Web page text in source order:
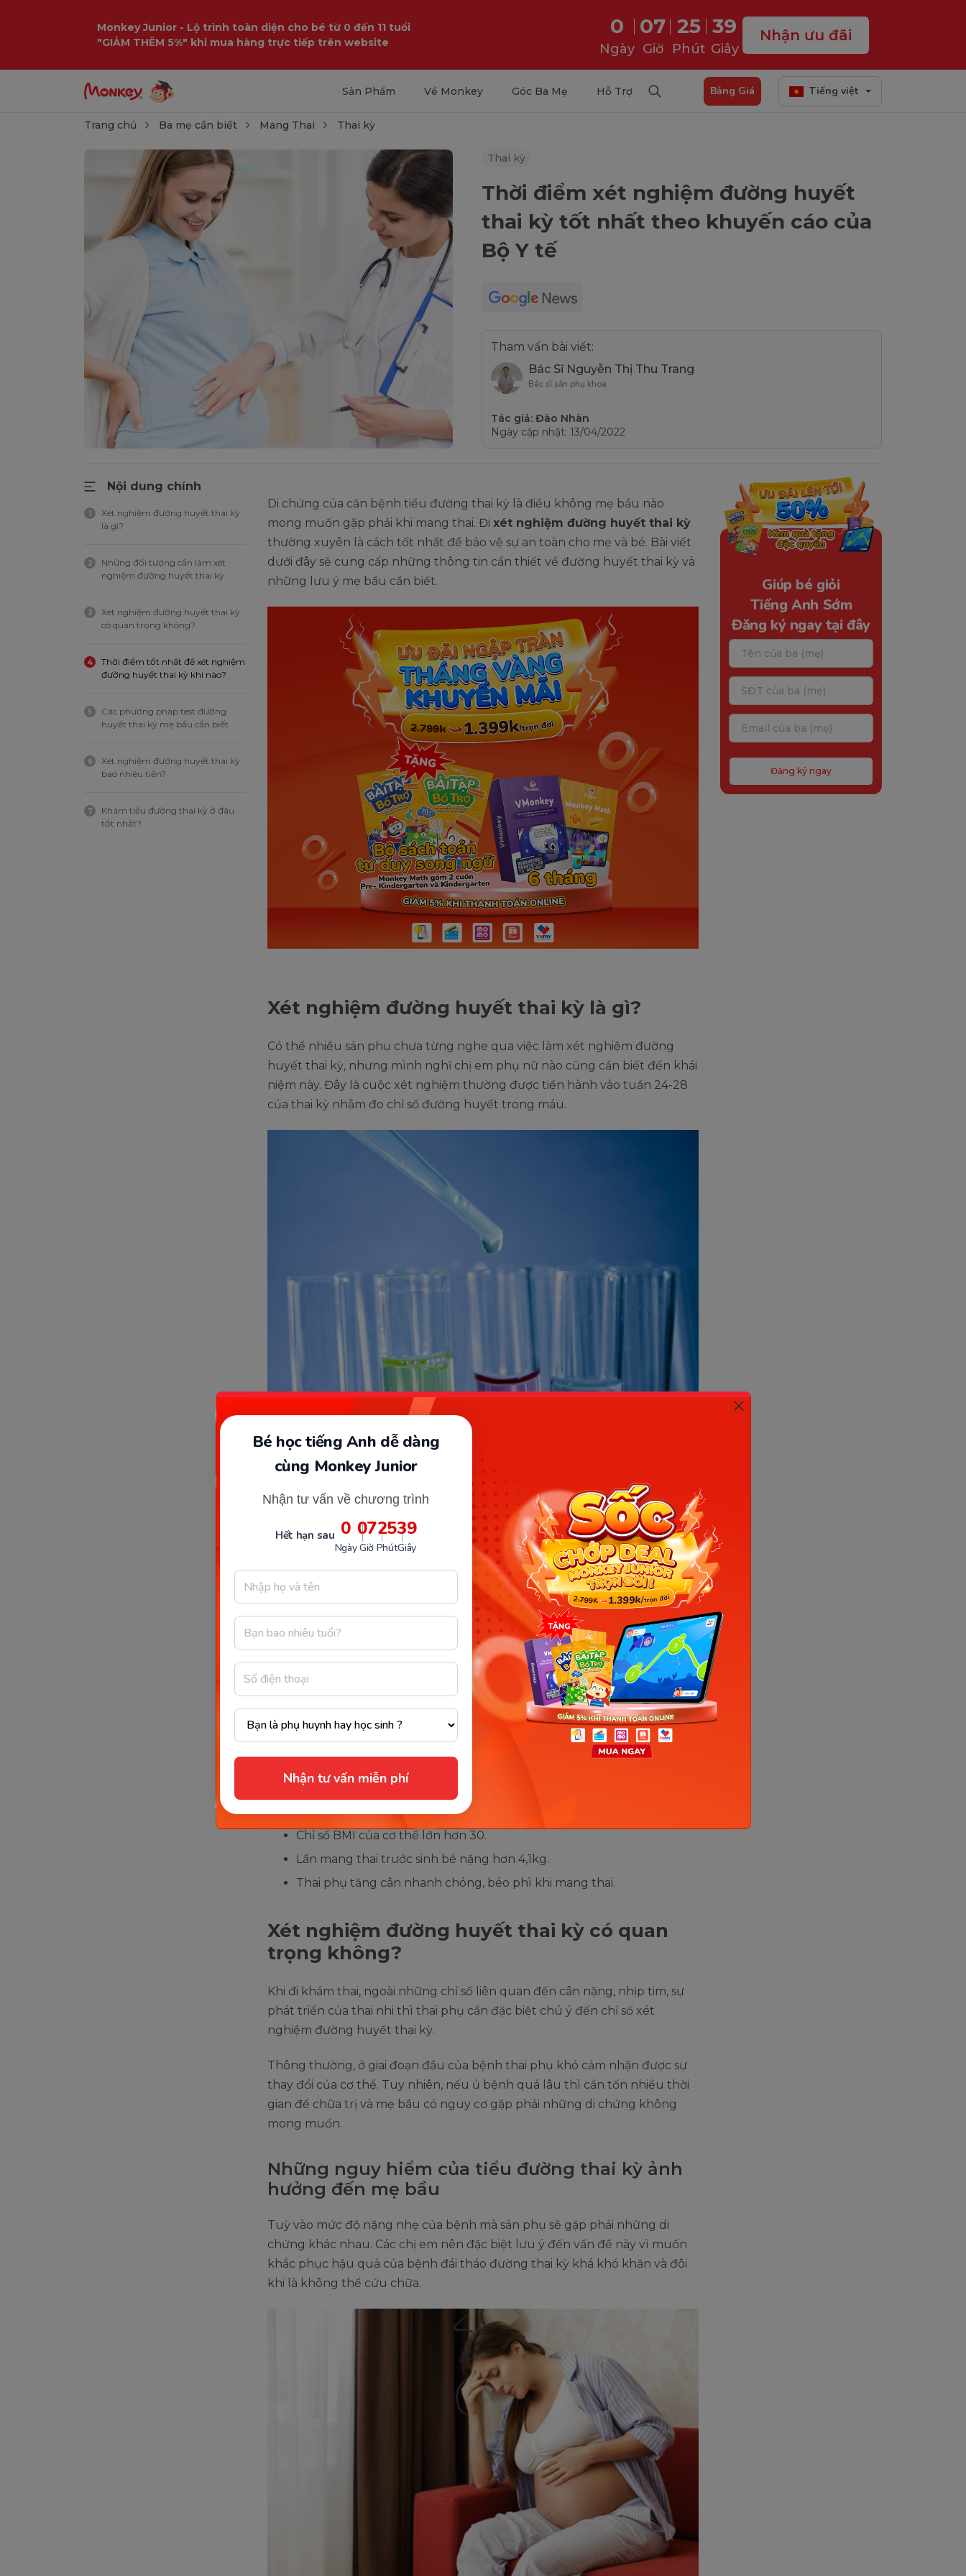
Monkey Junior - Lộ trình toàn diện cho bé từ 0 đến 11 tuổi
"GIẢM THÊM 5%" khi mua hàng trực tiếp trên website
0
Ngày
07
Giờ
25
Phút
37
Giây
Nhận ưu đãi
Sản Phẩm Về Monkey Góc Ba Mẹ Hỗ Trợ Bảng Giá Tiếng việt
Bé học tiếng Anh dễ dàng
cùng Monkey Junior
Nhận tư vấn về chương trình
Hết hạn sau 0
Ngày
07
Giờ
25
Phút
37
Giây
Nhận tư vấn miễn phí
Trang chủ Ba mẹ cần biết Mang Thai Thai kỳ
Thai kỳ
Thời điểm xét nghiệm đường huyết
thai kỳ tốt nhất theo khuyến cáo của
Bộ Y tế
Tham vấn bài viết:
Bác Sĩ Nguyễn Thị Thu Trang
Bác sĩ sản phụ khoa
Tác giả: Đào Nhàn
Ngày cập nhật: 13/04/2022
Nội dung chính
1
Xét nghiệm đường huyết thai kỳ
là gì?
2
Những đối tượng cần làm xét
nghiệm đường huyết thai kỳ
3
Xét nghiệm đường huyết thai kỳ
có quan trọng không?
4
Thời điểm tốt nhất để xét nghiệm
đường huyết thai kỳ khi nào?
5
Các phương pháp test đường
huyết thai kỳ mẹ bầu cần biết
6
Xét nghiệm đường huyết thai kỳ
bao nhiêu tiền?
7
Khám tiểu đường thai kỳ ở đâu
tốt nhất?
Di chứng của căn bệnh tiểu đường thai kỳ là điều không mẹ bầu nào
mong muốn gặp phải khi mang thai. Đi xét nghiệm đường huyết thai kỳ
thường xuyên là cách tốt nhất để bảo vệ sự an toàn cho mẹ và bé. Bài viết
dưới đây sẽ cung cấp những thông tin cần thiết về đường huyết thai kỳ và
những lưu ý mẹ bầu cần biết.
Xét nghiệm đường huyết thai kỳ là gì?
Có thể nhiều sản phụ chưa từng nghe qua việc làm xét nghiệm đường
huyết thai kỳ, nhưng mình nghĩ chị em phụ nữ nào cũng cần biết đến khái
niệm này. Đây là cuộc xét nghiệm thường được tiến hành vào tuần 24-28
của thai kỳ nhằm đo chỉ số đường huyết trong máu.
Xét nghiệm đường huyết thai kỳ. (Ảnh: Sưu tầm Internet)
Kết quả xét nghiệm đường huyết thai kỳ sẽ phản ảnh thai phụ có bị bệnh
tiểu đường thai kỳ (hay còn gọi là đái tháo đường thai kỳ) hay không? Khi
mang thai, glucose trong máu tăng lên khá nhanh nên xác suất mẹ bầu
mắc phải căn bệnh này là vô cùng lớn.
Nếu phát hiện bệnh sớm thì việc chữa trị vô cùng đơn giản. Ngược lại, nếu
để bệnh quá nặng có thể gây ra một số di chứng không mong muốn cho
cơ thể mẹ và bé.
Những đối tượng cần làm xét nghiệm
đường huyết thai kỳ
Tất cả sản phụ khi đi khám thai sẽ được xét nghiệm dung nạp đường
huyết thai kỳ theo chỉ định của bác sĩ. Tuy nhiên, với một số trường hợp
đặc biệt cần thường xuyên theo dõi và đặc biệt chú ý đến thói quen ăn
Mẹ bầu có tiền sử bệnh đái tháo đường.
Gia đình thai phụ có người bị bệnh tiểu đường.
Chỉ số BMI của cơ thể lớn hơn 30.
Lần mang thai trước sinh bé nặng hơn 4,1kg.
Thai phụ tăng cân nhanh chóng, béo phì khi mang thai.
Xét nghiệm đường huyết thai kỳ có quan
trọng không?
Khi đi khám thai, ngoài những chỉ số liên quan đến cân nặng, nhịp tim, sự
phát triển của thai nhi thì thai phụ cần đặc biệt chú ý đến chỉ số xét
nghiệm đường huyết thai kỳ.
Thông thường, ở giai đoạn đầu của bệnh thai phụ khó cảm nhận được sự
thay đổi của cơ thể. Tuy nhiên, nếu ủ bệnh quá lâu thì cần tốn nhiều thời
gian để chữa trị và mẹ bầu có nguy cơ gặp phải những di chứng không
mong muốn.
Những nguy hiểm của tiểu đường thai kỳ ảnh
hưởng đến mẹ bầu
Tuỳ vào mức độ nặng nhẹ của bệnh mà sản phụ sẽ gặp phải những di
chứng khác nhau. Các chị em nên đặc biệt lưu ý đến vấn đề này vì muốn
khắc phục hậu quả của bệnh đái tháo đường thai kỳ khá khó khăn và đôi
khi là không thể cứu chữa.
Giúp bé giỏi
Tiếng Anh Sớm
Đăng ký ngay tại đây
Đăng ký ngay